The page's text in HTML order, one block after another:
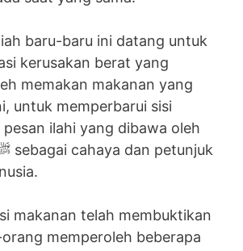
baru-baru ini datang untuk
kerusakan berat yang
memakan makanan yang
untuk memperbarui sisi
ilahi yang dibawa oleh
makanan telah membuktikan
memperoleh beberapa